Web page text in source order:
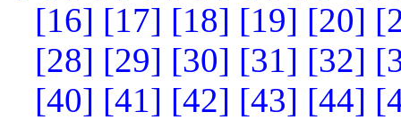
[16] [17] [18] [19] [20]
[28] [29] [30] [31] [32]
[40] [41] [42] [43] [44]